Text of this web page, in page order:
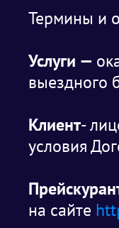
Термины и
Услуги —
выездного
Клиент-
условия
на сайте